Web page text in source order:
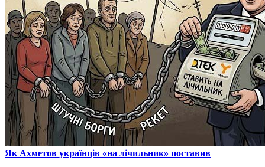
​Як Ахметов українців «на лічильник» поставив